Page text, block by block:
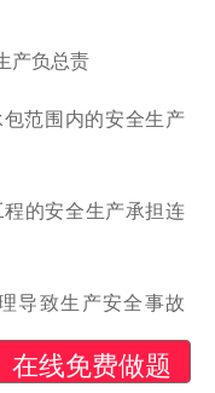
产负总责
范围内的安全生产
的安全生产承担连
导致生产安全事故
在线免费做题